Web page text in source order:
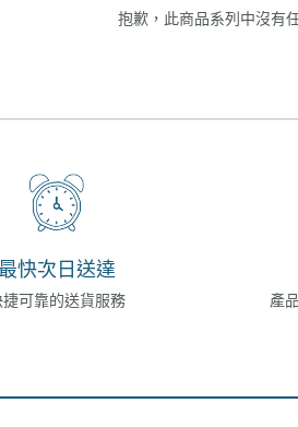
抱歉，此商品系列中沒有
快次日送達
可靠的送貨服務 產